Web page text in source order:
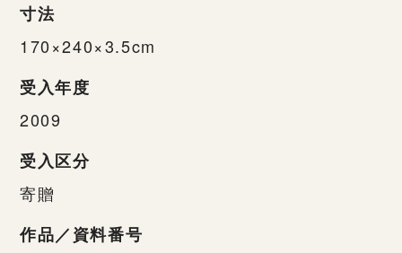
寸法
170×240×3.5cm
受入年度
2009
受入区分
寄贈
作品／資料番号